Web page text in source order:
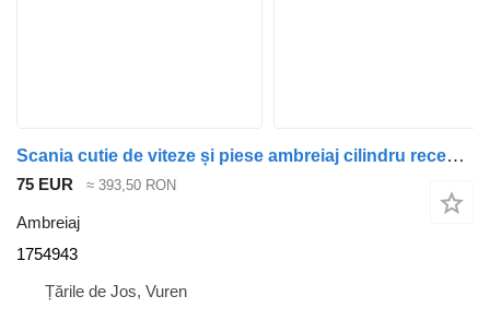
Scania cutie de viteze și piese ambreiaj cilindru receptor 1754943 pentru camion
75 EUR ≈ 393,50 RON
Ambreiaj
1754943
Țările de Jos, Vuren